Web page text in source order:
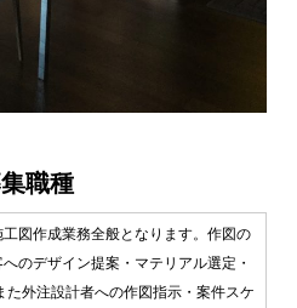
職種
工図作成業務全般となります。作図の
のデザイン提案・マテリアル選定・
た外注設計者への作図指示・案件スケ